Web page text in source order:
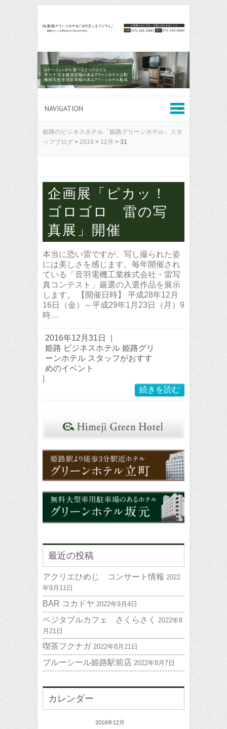
姫路のビジネスホテル「姫路グリーンホテル」スタ
ッフブログ > 2016 > 12月 > 31
企画展「ピカッ！
ゴロゴロ 雷の写
真展」開催
本当に恐い雷ですが、写し撮られた姿
には美しさを感じます。毎年開催され
ている「音羽電機工業株式会社・雷写
真コンテスト」厳選の入選作品を展示
します。 【開催日時】 平成28年12月
16日（金）～平成29年1月23日（月）9
時…
2016年12月31日
姫路 ビジネスホテル 姫路グリ
ーンホテル スタッフがおすす
めのイベント
続きを読む
最近の投稿
アクリエひめじ コンサート情報 2022
年9月11日
BAR コカドヤ 2022年9月4日
ベジタブルカフェ さくらさく
2022年8
月21日
喫茶フクナガ 2022年8月21日
ブルーシール姫路駅前店 2022年8月7日
カレンダー
2016年12月